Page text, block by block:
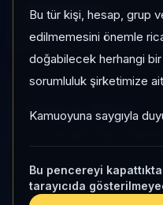
Bu tür kişi, hesap, grup
edilmemesini önemle
doğabilecek herhangi
sorumluluk şirketimize
Kamuoyuna saygıyla
Bu pencereyi
tarayıcıda
224/931
Momentum bazlı kategori
KAP VE AKIŞ
Yoğun KAP
Araştırma Akışı